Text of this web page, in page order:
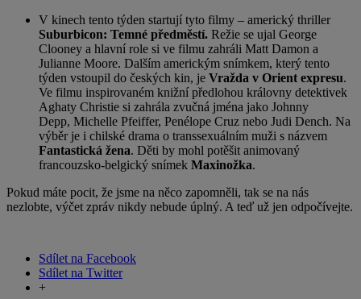
V kinech tento týden startují tyto filmy – americký thriller
Suburbicon: Temné předměstí. Režie se ujal George
Clooney a hlavní role si ve filmu zahráli Matt Damon a
Julianne Moore. Dalším americkým snímkem, který tento
týden vstoupil do českých kin, je Vražda v Orient expresu.
Ve filmu inspirovaném knižní předlohou královny detektivek
Aghaty Christie si zahrála zvučná jména jako Johnny
Depp, Michelle Pfeiffer, Penélope Cruz nebo Judi Dench. Na
výběr je i chilské drama o transsexuálním muži s názvem
Fantastická žena. Děti by mohl potěšit animovaný
francouzsko-belgický snímek Maxinožka.
Pokud máte pocit, že jsme na něco zapomněli, tak se na nás
nezlobte, výčet zpráv nikdy nebude úplný. A teď už jen odpočívejte.
Sdílet na Facebook
Sdílet na Twitter
+